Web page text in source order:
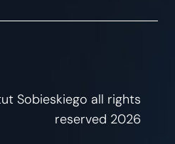
Sobieskiego all rights
reserved 2026